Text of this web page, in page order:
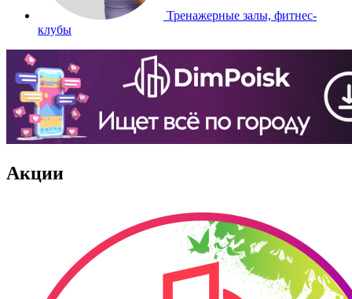
Тренажерные залы, фитнес-
клубы
Акции